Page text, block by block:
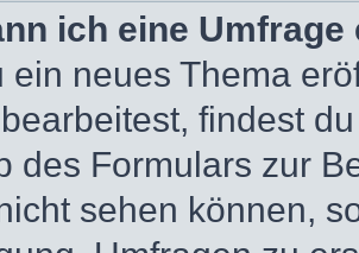
ich eine
ein neues Thema
findest
des Formulars zur
sehen können,